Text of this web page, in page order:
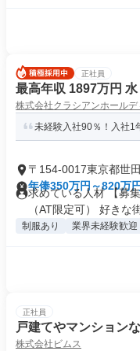
正社員
最高年収 1897万円
株式会社クラシアンホールデ
未経験入社90％！入社1
〒154-0017東京都世
年俸350万円～820万
求めている人材 【募
（AT限定可） 好きな
制服あり 業界未経験歓迎
正社員
戸建てやマンション
株式会社ビムス